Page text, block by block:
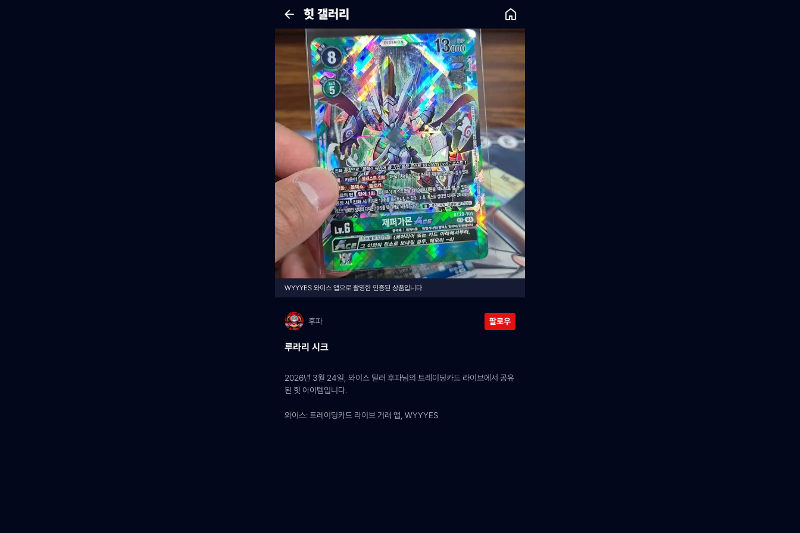
힛 갤러리
WYYYES 와이스 앱으로 촬영한 인증된 상품입니다
후파 팔로우
루라리 시크
2026년 3월 24일, 와이스 딜러 후파님의 트레이딩카드 라이브에서 공유
된 힛 아이템입니다.
와이스: 트레이딩카드 라이브 거래 앱, WYYYES